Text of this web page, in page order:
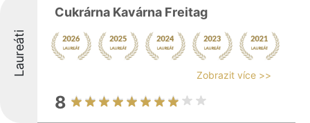
Laureáti
Cukrárna Kavárna Freitag
Zobrazit více >>
8